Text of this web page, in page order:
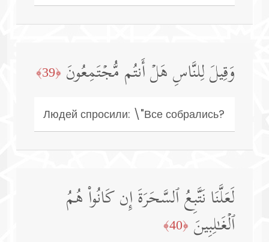
وَقِیلَ لِلنَّاسِ هَلۡ أَنتُم مُّجۡتَمِعُونَ ﴿39﴾
Людей спросили: \"Все собрались?
لَعَلَّنَا نَتَّبِعُ ٱلسَّحَرَةَ إِن كَانُوا۟ هُمُ
ٱلۡغَـٰلِبِینَ ﴿40﴾